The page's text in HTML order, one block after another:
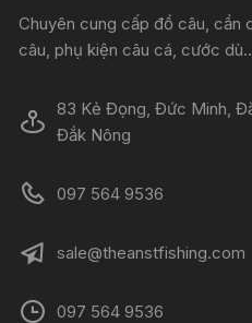
Chuyên cung cấp đồ câu, cần
câu, phụ kiện câu cá, cước
83 Kẻ Đọng, Đức Minh,
Đắk Nông
097 564 9536
sale@theanstfishing.com
097 564 9536